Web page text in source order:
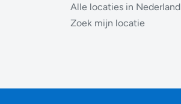
Alle locaties in Nederland
Zoek mijn locatie